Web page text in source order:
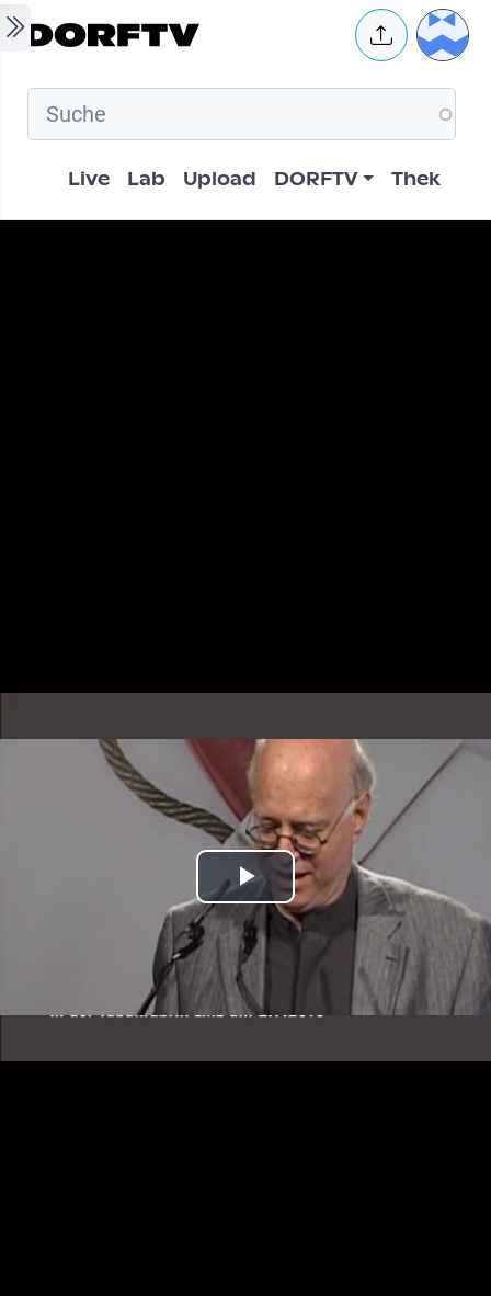
Skip to main content User
Hauptnavigation
Live Lab Upload DORFTV Thek
Play
Video